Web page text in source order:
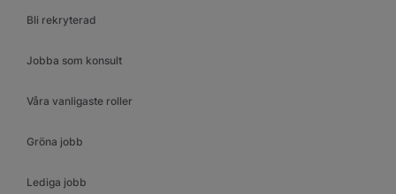
Bli rekryterad
Jobba som konsult
Våra vanligaste roller
Gröna jobb
Lediga jobb